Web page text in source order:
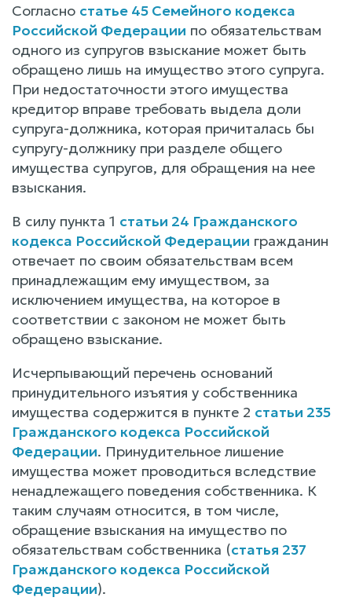
Согласно статье 45 Семейного кодекса
Российской Федерации по обязательствам
одного из супругов взыскание может быть
обращено лишь на имущество этого супруга.
При недостаточности этого имущества
кредитор вправе требовать выдела доли
супруга-должника, которая причиталась бы
супругу-должнику при разделе общего
имущества супругов, для обращения на нее
взыскания.
В силу пункта 1 статьи 24 Гражданского
кодекса Российской Федерации гражданин
отвечает по своим обязательствам всем
принадлежащим ему имуществом, за
исключением имущества, на которое в
соответствии с законом не может быть
обращено взыскание.
Исчерпывающий перечень оснований
принудительного изъятия у собственника
имущества содержится в пункте 2 статьи 235
Гражданского кодекса Российской
Федерации. Принудительное лишение
имущества может проводиться вследствие
ненадлежащего поведения собственника. К
таким случаям относится, в том числе,
обращение взыскания на имущество по
обязательствам собственника (статья 237
Гражданского кодекса Российской
Федерации).